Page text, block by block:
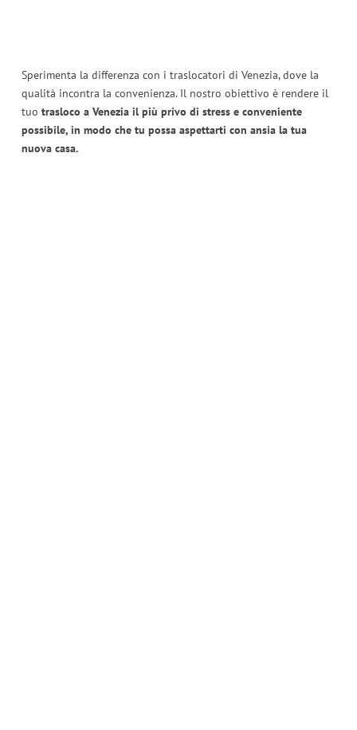
Sperimenta la differenza con i traslocatori di Venezia, dove la
qualità incontra la convenienza. Il nostro obiettivo è rendere il
tuo trasloco a Venezia il più privo di stress e conveniente
possibile, in modo che tu possa aspettarti con ansia la tua
nuova casa.